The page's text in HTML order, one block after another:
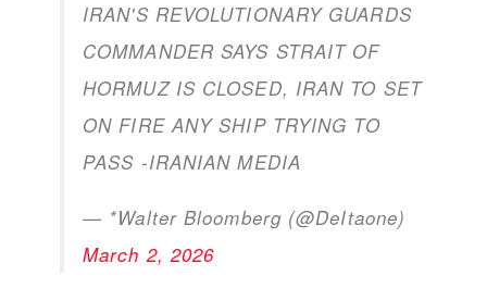
IRAN'S REVOLUTIONARY GUARDS
COMMANDER SAYS STRAIT OF
HORMUZ IS CLOSED, IRAN TO SET
ON FIRE ANY SHIP TRYING TO
PASS -IRANIAN MEDIA
— *Walter Bloomberg (@DeItaone)
March 2, 2026